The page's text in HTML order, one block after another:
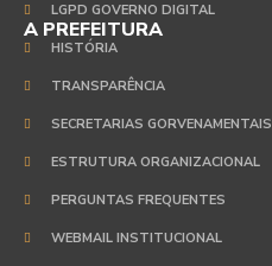
LGPD GOVERNO DIGITAL
A PREFEITURA
HISTÓRIA
TRANSPARÊNCIA
SECRETARIAS GORVENAMENTAIS
ESTRUTURA ORGANIZACIONAL
PERGUNTAS FREQUENTES
WEBMAIL INSTITUCIONAL